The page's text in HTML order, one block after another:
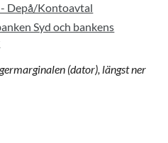
Depå/Kontoavtal
Syd och bankens
(dator), längst ner